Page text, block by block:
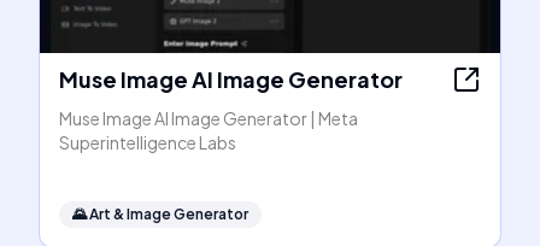
Muse Image AI Image Generator
Muse Image AI Image Generator | Meta
Superintelligence Labs
🌄Art & Image Generator